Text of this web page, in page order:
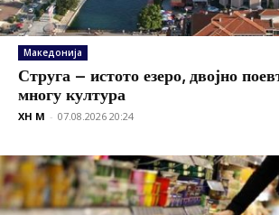
Македонија
Струга – истото езеро, двојно
многу култура
XH M - 07.08.2026 20:24